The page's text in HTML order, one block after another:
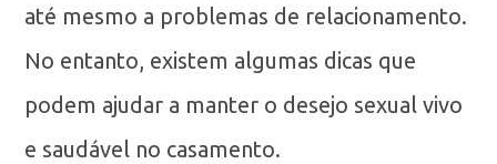
até mesmo a problemas de relacionamento.
No entanto, existem algumas dicas que
podem ajudar a manter o desejo sexual vivo
e saudável no casamento.